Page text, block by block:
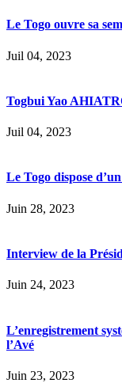
Le Togo ouvre sa
Juil 04, 2023
Togbui Yao
Juil 04, 2023
Le Togo dispose
Juin 28, 2023
Interview de la
Juin 24, 2023
L’enregistrement
l’Avé
Juin 23, 2023